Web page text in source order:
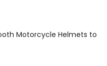
Motorcycle Helmets to